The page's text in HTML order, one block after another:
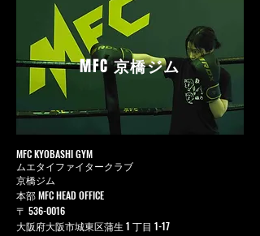
MFC京橋ジム
MFC KYOBASHI GYM
ムエタイファイタークラブ
京橋ジム
本部 MFC HEAD OFFICE
〒 536-0016
大阪府大阪市城東区蒲生 1 丁目 1-17